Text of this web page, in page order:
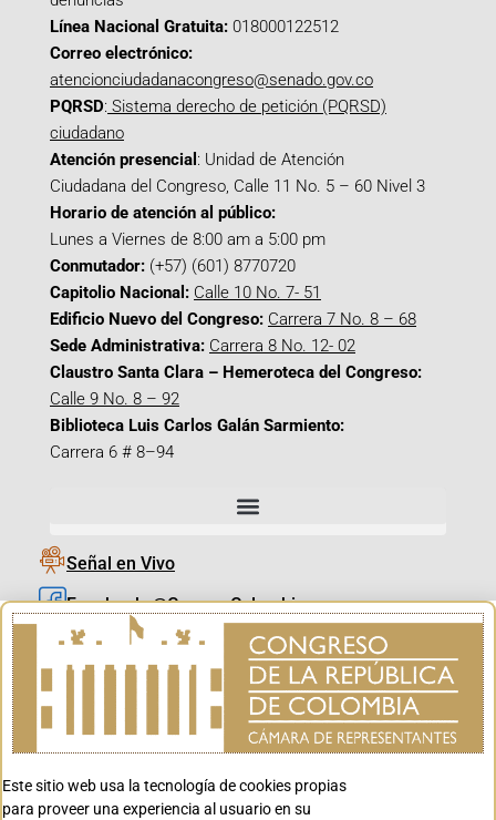
Línea Nacional Gratuita: 018000122512
Correo electrónico:
atencionciudadanacongreso@senado.gov.co
PQRSD: Sistema derecho de petición (PQRSD)
ciudadano
Atención presencial : Unidad de Atención
Ciudadana del Congreso, Calle 11 No. 5 – 60 Nivel 3
Horario de atención al público:
Lunes a Viernes de 8:00 am a 5:00 pm
Conmutador: (+57) (601) 8770720
Capitolio Nacional: Calle 10 No. 7- 51
Edificio Nuevo del Congreso: Carrera 7 No. 8 – 68
Sede Administrativa: Carrera 8 No. 12- 02
Claustro Santa Clara – Hemeroteca del Congreso:
Calle 9 No. 8 – 92
Biblioteca Luis Carlos Galán Sarmiento:
Carrera 6 # 8–94
Señal en Vivo
Facebook_@CamaraColombia
Instagram_@CamaraColombia
X_@CamaraColombia
Youtube_@CamaraColombia
Youtube_@CanalCongreso
Este sitio web usa la tecnología de cookies propias
para proveer una experiencia al usuario en su